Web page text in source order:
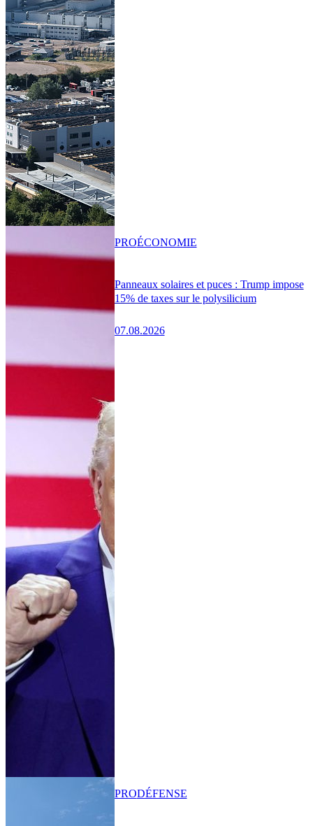
Panneaux solaires et puces : Trump impose
15% de taxes sur le polysilicium
07.08.2026
PROÉCONOMIE
PRODÉFENSE